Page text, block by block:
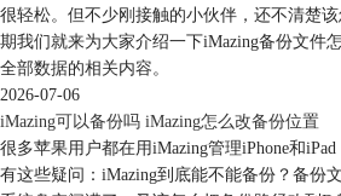
很轻松。但不少刚接触的小伙伴，还不清楚
期我们就来为大家介绍一下iMazing备份文件
全部数据的相关内容。
2026-07-06
iMazing可以备份吗 iMazing怎么改备份位置
很多苹果用户都在用iMazing管理iPhone和
有这些疑问：iMazing到底能不能备份？备份